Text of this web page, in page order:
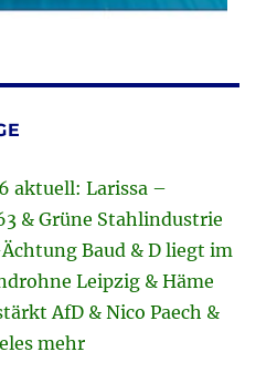
aktuell: Larissa –
& Grüne Stahlindustrie
Baud & D liegt im
Leipzig & Häme
AfD & Nico Paech &
mehr